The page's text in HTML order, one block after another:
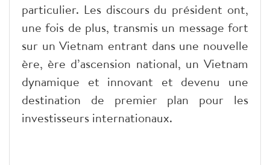
particulier. Les discours du président ont,
une fois de plus, transmis un message fort
sur un Vietnam entrant dans une nouvelle
ère, ère d’ascension national, un Vietnam
dynamique et innovant et devenu une
destination de premier plan pour les
investisseurs internationaux.